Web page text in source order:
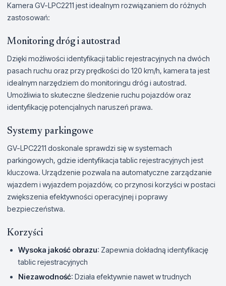
Kamera GV-LPC2211 jest idealnym rozwiązaniem do różnych
zastosowań:
Monitoring dróg i autostrad
Dzięki możliwości identyfikacji tablic rejestracyjnych na dwóch
pasach ruchu oraz przy prędkości do 120 km/h, kamera ta jest
idealnym narzędziem do monitoringu dróg i autostrad.
Umożliwia to skuteczne śledzenie ruchu pojazdów oraz
identyfikację potencjalnych naruszeń prawa.
Systemy parkingowe
GV-LPC2211 doskonale sprawdzi się w systemach
parkingowych, gdzie identyfikacja tablic rejestracyjnych jest
kluczowa. Urządzenie pozwala na automatyczne zarządzanie
wjazdem i wyjazdem pojazdów, co przynosi korzyści w postaci
zwiększenia efektywności operacyjnej i poprawy
bezpieczeństwa.
Korzyści
Wysoka jakość obrazu: Zapewnia dokładną identyfikację
tablic rejestracyjnych
Niezawodność: Działa efektywnie nawet w trudnych